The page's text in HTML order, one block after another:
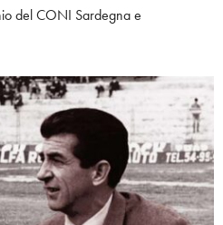
del CONI Sardegna e